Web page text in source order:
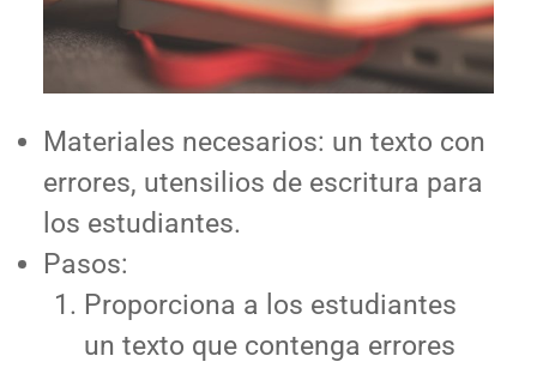
Materiales necesarios: un texto con
errores, utensilios de escritura para
los estudiantes.
Pasos:
Proporciona a los estudiantes
un texto que contenga errores